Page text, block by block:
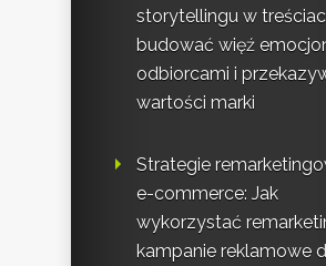
storytellingu w
budować więź
odbiorcami i
wartości marki
Strategie
e-commerce: Jak
wykorzystać
kampanie reklamowe